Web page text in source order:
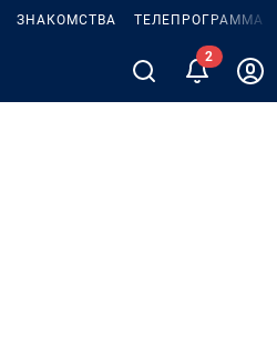
ЗНАКОМСТВА ТЕЛЕПРОГРАММА
2